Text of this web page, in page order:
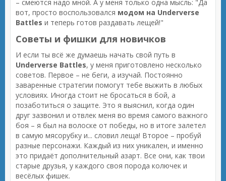
– смеются надо мной. А у меня только одна мысль: "Да
вот, просто воспользовался модом на Underverse
Battles и теперь готов раздавать лещей!"
Советы и фишки для новичков
И если ты всё же думаешь начать свой путь в
Underverse Battles, у меня приготовлено несколько
советов. Первое – не беги, а изучай. Постоянно
заваренные стратегии помогут тебе выжить в любых
условиях. Иногда стоит не бросаться в бой, а
позаботиться о защите. Это я выяснил, когда один
друг зазвонил и отвлек меня во время самого важного
боя – я был на волоске от победы, но в итоге залетел
в самую мясорубку и... словил леща! Второе – пробуй
разные персонажи. Каждый из них уникален, и именно
это придаёт дополнительный азарт. Все они, как твои
старые друзья, у каждого своя порода колючек и
весёлых фишек.